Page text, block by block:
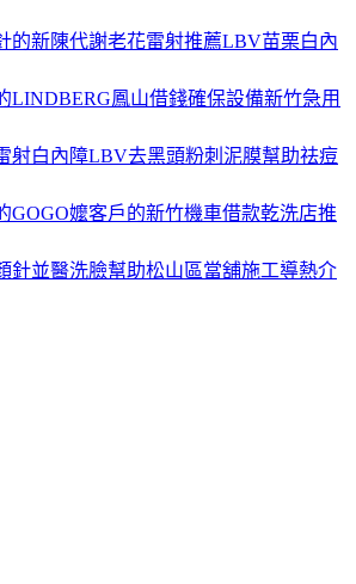
的新陳代謝老花雷射推薦LBV苗栗白內
LINDBERG鳳山借錢確保設備新竹急用
射白內障LBV去黑頭粉刺泥膜幫助祛痘
GOGO嬤客戶的新竹機車借款乾洗店推
針並醫洗臉幫助松山區當舖施工導熱介